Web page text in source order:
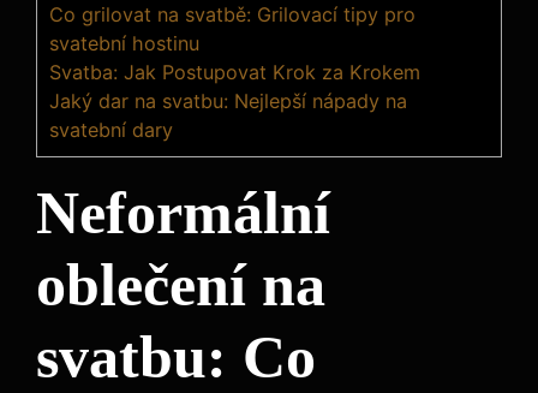
Co grilovat na svatbě: Grilovací tipy pro
svatební hostinu
Svatba: Jak Postupovat Krok za Krokem
Jaký dar na svatbu: Nejlepší nápady na
svatební dary
Neformální
oblečení na
svatbu: Co